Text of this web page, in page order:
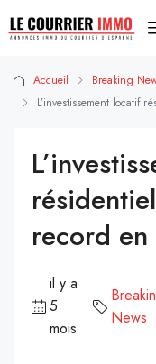
Accueil
Breaking
L’investissement locatif
record en
il y a
5
mois
News